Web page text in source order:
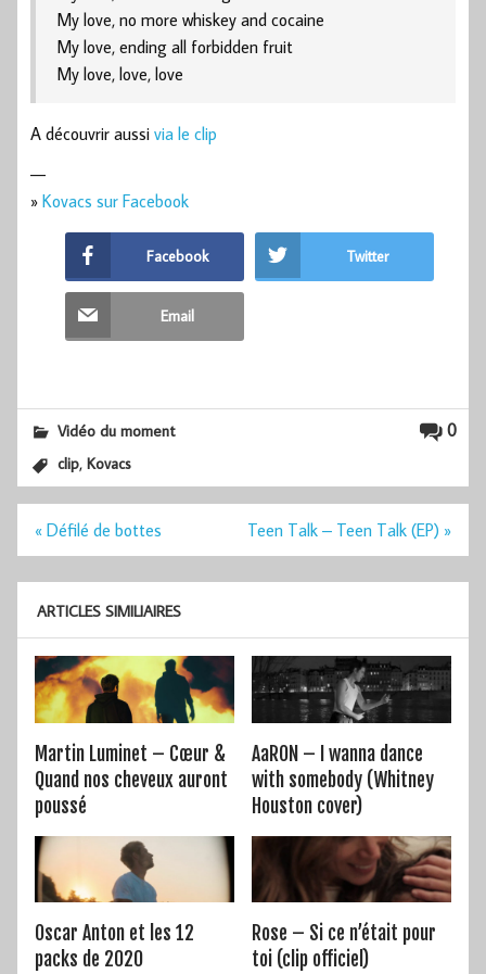
My love, no more whiskey and cocaine
My love, ending all forbidden fruit
My love, love, love
A découvrir aussi via le clip
—
» Kovacs sur Facebook
Facebook Twitter
Email
0
Vidéo du moment
clip,Kovacs
Navigation
« Défilé de bottes Teen Talk – Teen Talk (EP) »
ARTICLES SIMILIAIRES
Martin Luminet – Cœur &
Quand nos cheveux auront
poussé
AaRON – I wanna dance
with somebody (Whitney
Houston cover)
Oscar Anton et les 12
packs de 2020
Rose – Si ce n’était pour
toi (clip officiel)